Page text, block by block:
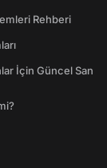
Rehberi
İçin Güncel San